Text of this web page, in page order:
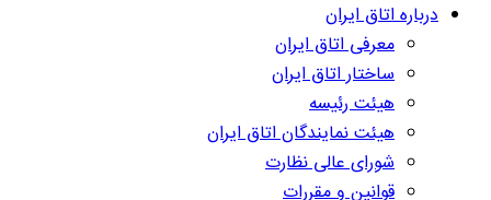
درباره اتاق ایران
معرفی اتاق ایران
ساختار اتاق ایران
هیئت رئیسه
هیئت نمایندگان اتاق ایران
شورای عالی نظارت
قوانین و مقررات